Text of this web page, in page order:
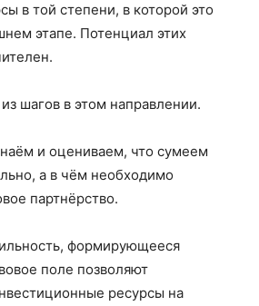
в той степени, в которой это
этапе. Потенциал этих
шагов в этом направлении.
и оцениваем, что сумеем
а в чём необходимо
партнёрство.
формирующееся
поле позволяют
ресурсы на